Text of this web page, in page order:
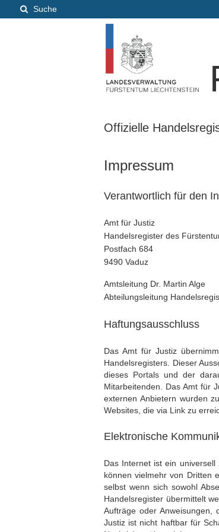
Suche
Offizielle
Impressum
Verantwortlich für den
Amt für Justiz
Handelsregister des
Postfach 684
9490 Vaduz
Amtsleitung Dr. Martin Alge
Abteilungsleitung
Haftungsausschluss
Das Amt für Justiz
Handelsregisters. Dieser
dieses Portals und der
Mitarbeitenden. Das Amt für
externen Anbietern wurden
Websites, die via Link zu
Elektronische
Das Internet ist ein
können vielmehr von Dritten
selbst wenn sich sowohl
Handelsregister übermittelt
Aufträge oder Anweisungen,
Justiz ist nicht haftbar für